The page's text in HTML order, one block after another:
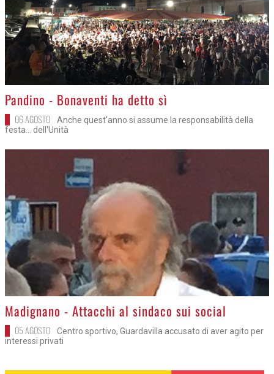
>
Pandino - Bonaventi ha detto sì
06 AGOSTO
Anche quest'anno si assume la responsabilità della
festa... dell'Unità
>Madignano - Attacchi al sindaco sui social
05 AGOSTO
Centro sportivo, Guardavilla accusato di aver agito per
interessi privati